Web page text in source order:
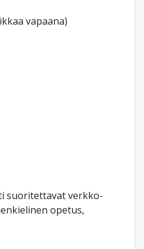
vapaana)
suoritettavat verkko-
opetus,